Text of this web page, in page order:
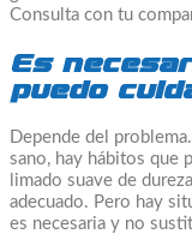
Consulta con tu
Es
puedo
Depende del
sano, hay hábitos que
limado suave de
adecuado. Pero hay
es necesaria y no